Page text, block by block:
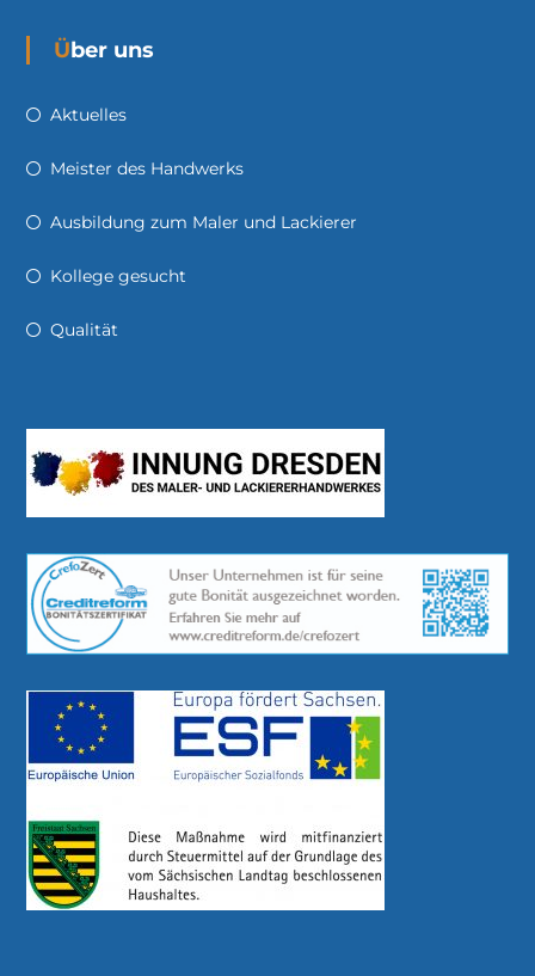
Über uns
Aktuelles
Meister des Handwerks
Ausbildung zum Maler und Lackierer
Kollege gesucht
Qualität